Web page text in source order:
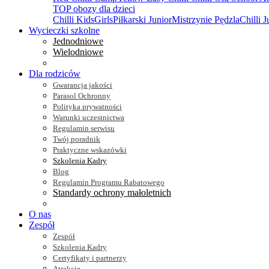
TOP obozy dla dzieci
Chilli KidsGirlsPiłkarski JuniorMistrzynie PędzlaChilli
Wycieczki szkolne
Jednodniowe
Wielodniowe
Dla rodziców
Gwarancja jakości
Parasol Ochronny
Polityka prywatności
Warunki uczestnictwa
Regulamin serwisu
Twój poradnik
Praktyczne wskazówki
Szkolenia Kadry
Blog
Regulamin Programu Rabatowego
Standardy ochrony małoletnich
O nas
Zespół
Zespół
Szkolenia Kadry
Certyfikaty i partnerzy